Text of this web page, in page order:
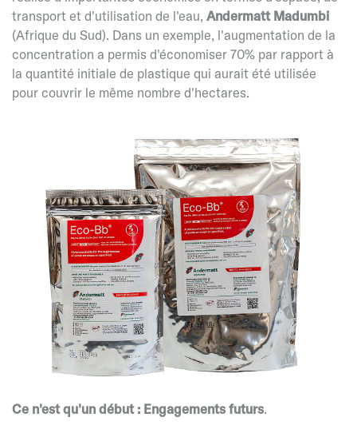
transport et d'utilisation de l'eau, Andermatt Madumbi
(Afrique du Sud). Dans un exemple, l'augmentation de la
concentration a permis d'économiser 70% par rapport à
la quantité initiale de plastique qui aurait été utilisée
pour couvrir le même nombre d'hectares.
Ce n'est qu'un début : Engagements futurs.